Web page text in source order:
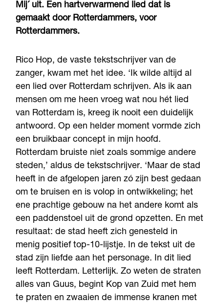
Mij´ uit. Een hartverwarmend lied dat is
gemaakt door Rotterdammers, voor
Rotterdammers.
Rico Hop, de vaste tekstschrijver van de
zanger, kwam met het idee. ‘Ik wilde altijd al
een lied over Rotterdam schrijven. Als ik aan
mensen om me heen vroeg wat nou hét lied
van Rotterdam is, kreeg ik nooit een duidelijk
antwoord. Op een helder moment vormde zich
een bruikbaar concept in mijn hoofd.
Rotterdam bruiste niet zoals sommige andere
steden,’ aldus de tekstschrijver. ‘Maar de stad
heeft in de afgelopen jaren zó zijn best gedaan
om te bruisen en is volop in ontwikkeling; het
ene prachtige gebouw na het andere komt als
een paddenstoel uit de grond opzetten. En met
resultaat: de stad heeft zich genesteld in
menig positief top-10-lijstje. In de tekst uit de
stad zijn liefde aan het personage. In dit lied
leeft Rotterdam. Letterlijk. Zo weten de straten
alles van Guus, begint Kop van Zuid met hem
te praten en zwaaien de immense kranen met